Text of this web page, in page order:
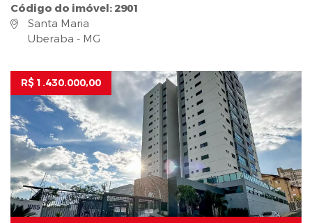
Código do imóvel: 2901
Santa Maria
Uberaba - MG
R$ 1.430.000,00